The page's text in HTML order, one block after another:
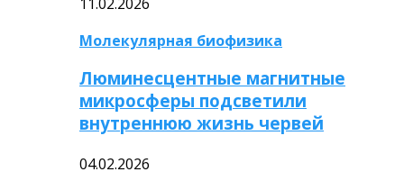
Молекулярная биофизика
Люминесцентные магнитные
микросферы подсветили
внутреннюю жизнь червей
04.02.2026